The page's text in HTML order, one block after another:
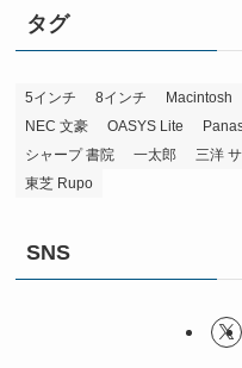
タグ
5インチ 8インチ Macintosh
NEC 文豪
OASYS Lite
シャープ 書院
一太郎 三洋
東芝 Rupo
SNS